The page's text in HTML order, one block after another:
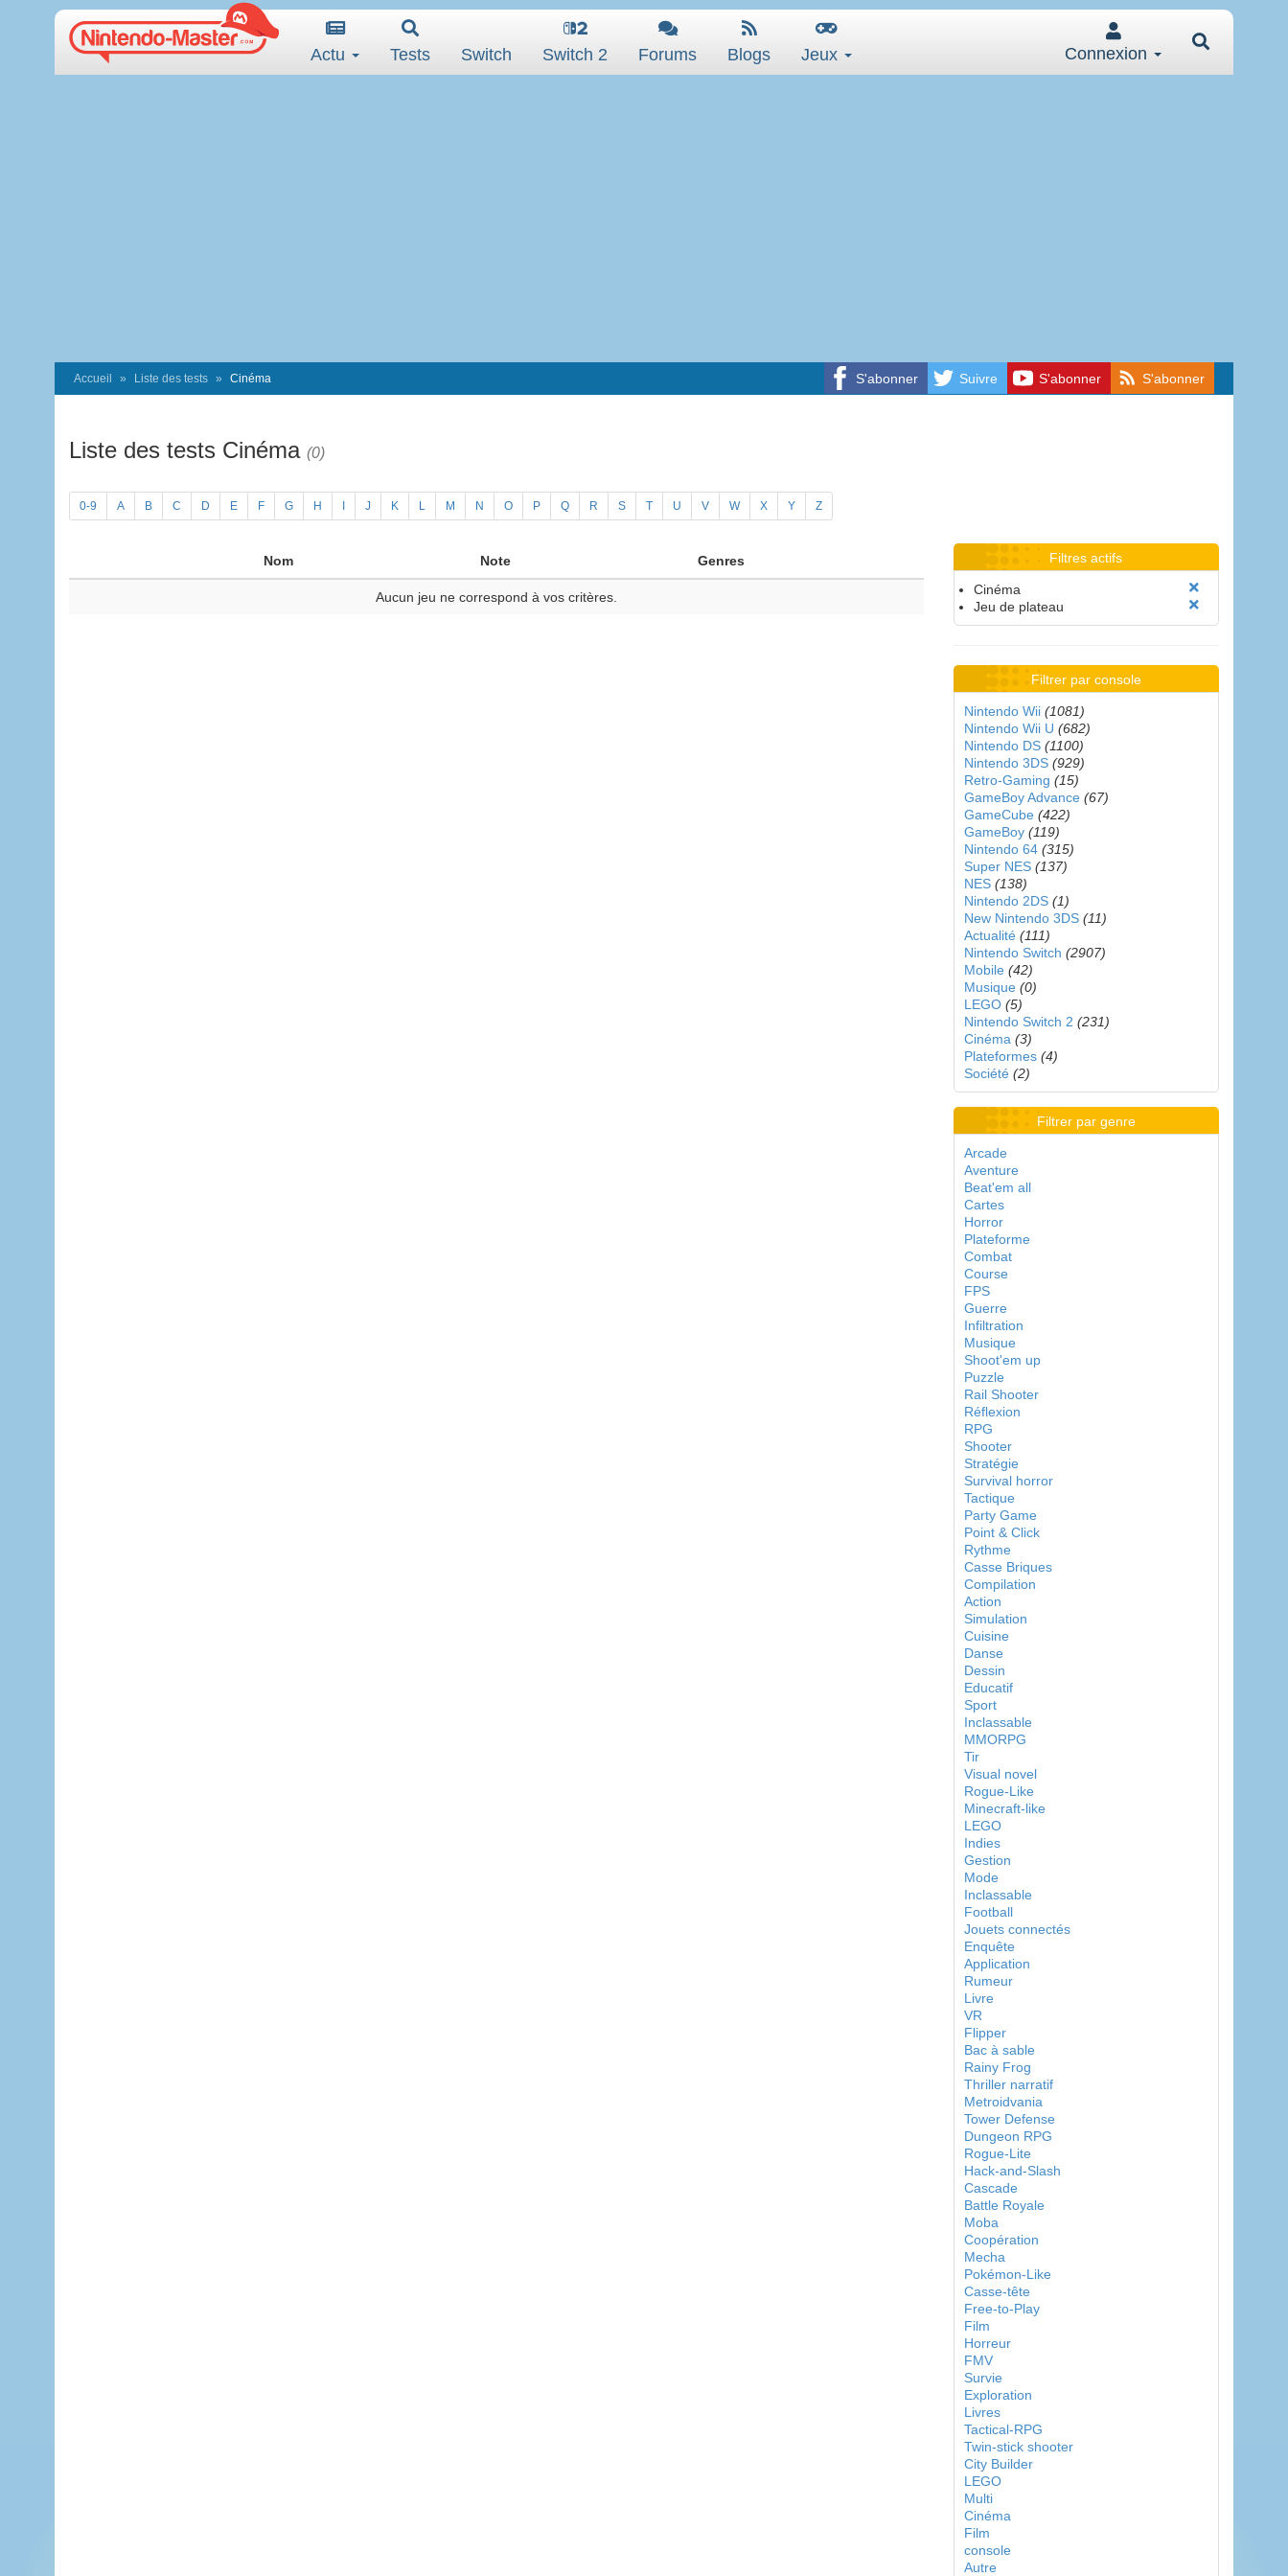
Actu Tests Switch Switch 2 Forums Blogs Jeux Connexion
S'abonner Suivre S'abonner S'abonner
Accueil Liste des tests Cinéma
Liste des tests Cinéma (0)
0-9 A B C D E F G H J K L M N O P Q R S T U V W X Y Z
Nom Note Genres
Aucun jeu ne correspond à vos critères.
Filtres actifs
Cinéma
Jeu de plateau
Filtrer par console
Nintendo Wii (1081)
Nintendo Wii U (682)
Nintendo DS (1100)
Nintendo 3DS (929)
Retro-Gaming (15)
GameBoy Advance (67)
GameCube (422)
GameBoy (119)
Nintendo 64 (315)
Super NES (137)
NES (138)
Nintendo 2DS (1)
New Nintendo 3DS (11)
Actualité (111)
Nintendo Switch (2907)
Mobile (42)
Musique (0)
LEGO (5)
Nintendo Switch 2 (231)
Cinéma (3)
Plateformes (4)
Société (2)
Filtrer par genre
Arcade
Aventure
Beat'em all
Cartes
Horror
Plateforme
Combat
Course
FPS
Guerre
Infiltration
Musique
Shoot'em up
Puzzle
Rail Shooter
Réflexion
RPG
Shooter
Stratégie
Survival horror
Tactique
Party Game
Point & Click
Rythme
Casse Briques
Compilation
Action
Simulation
Cuisine
Danse
Dessin
Educatif
Sport
Inclassable
MMORPG
Tir
Visual novel
Rogue-Like
Minecraft-like
LEGO
Indies
Gestion
Mode
Inclassable
Football
Jouets connectés
Enquête
Application
Rumeur
Livre
VR
Flipper
Bac à sable
Rainy Frog
Thriller narratif
Metroidvania
Tower Defense
Dungeon RPG
Rogue-Lite
Hack-and-Slash
Cascade
Battle Royale
Moba
Coopération
Mecha
Pokémon-Like
Casse-tête
Free-to-Play
Film
Horreur
FMV
Survie
Exploration
Livres
Tactical-RPG
Twin-stick shooter
City Builder
LEGO
Multi
Cinéma
Film
console
Autre